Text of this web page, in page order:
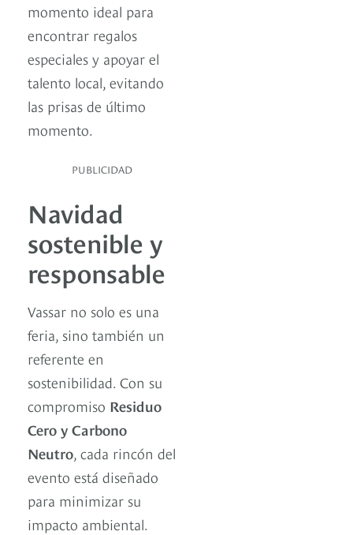
momento ideal para
encontrar regalos
especiales y apoyar el
talento local, evitando
las prisas de último
momento.
PUBLICIDAD
Navidad
sostenible y
responsable
Vassar no solo es una
feria, sino también un
referente en
sostenibilidad. Con su
compromiso Residuo
Cero y Carbono
Neutro, cada rincón del
evento está diseñado
para minimizar su
impacto ambiental.